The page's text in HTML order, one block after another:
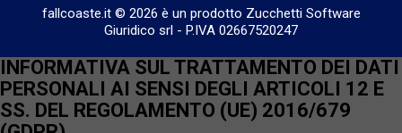
fallcoaste.it © 2026 è un prodotto Zucchetti Software
Giuridico srl - P.IVA 02667520247
INFORMATIVA SUL TRATTAMENTO DEI DATI
PERSONALI AI SENSI DEGLI ARTICOLI 12 E
SS. DEL REGOLAMENTO (UE) 2016/679